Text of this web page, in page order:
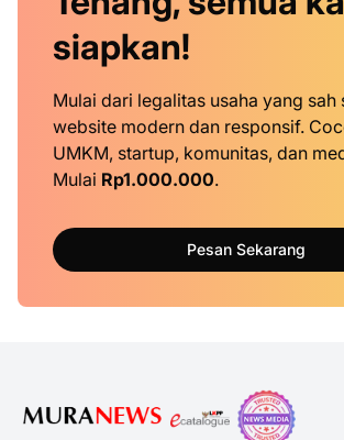
siapkan!
Mulai dari legalitas usaha yang sah
website modern dan responsif.
UMKM, startup, komunitas, dan
Mulai Rp1.000.000.
Pesan Sekarang